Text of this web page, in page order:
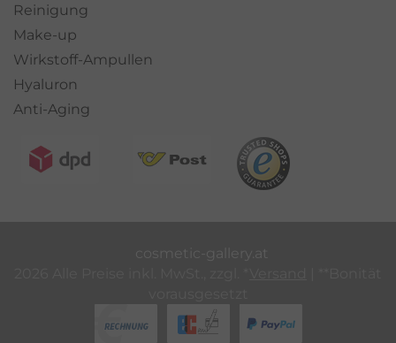
Reinigung
Make-up
Wirkstoff-Ampullen
Hyaluron
Anti-Aging
cosmetic-gallery.at